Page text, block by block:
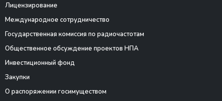
Лицензирование
Международное сотрудничество
Государственная комиссия по радиочастотам
Общественное обсуждение проектов НПА
Инвестиционный фонд
Закупки
О распоряжении госимуществом